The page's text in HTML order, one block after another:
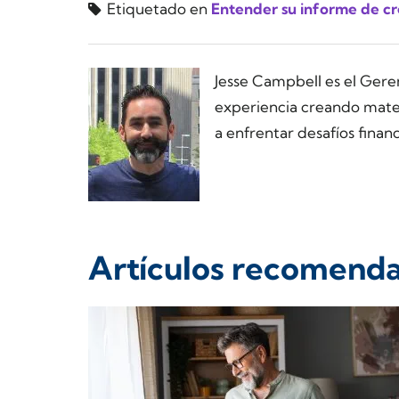
Etiquetado en Entender su informe de
Jesse Campbell es el
experiencia creando
a enfrentar desafíos
Artículos